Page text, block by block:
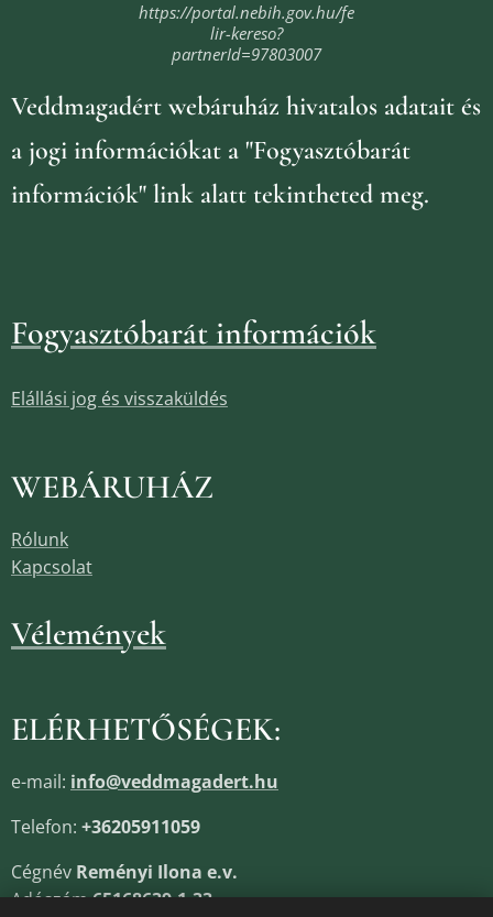
https://portal.nebih.gov.hu/fe
lir-kereso?
partnerId=97803007
Veddmagadért webáruház hivatalos adatait és
a jogi információkat a "Fogyasztóbarát
információk" link alatt tekintheted meg.
Fogyasztóbarát információk
Elállási jog és visszaküldés
WEBÁRUHÁZ
Rólunk
Kapcsolat
Vélemények
ELÉRHETŐSÉGEK:
e-mail: info@veddmagadert.hu
Telefon: +36205911059
Cégnév Reményi Ilona e.v.
Adószám65168639-1-33